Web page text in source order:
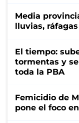
Media
lluvias,
El tiempo:
tormentas y
toda la PBA
Femicidio de
pone el foco